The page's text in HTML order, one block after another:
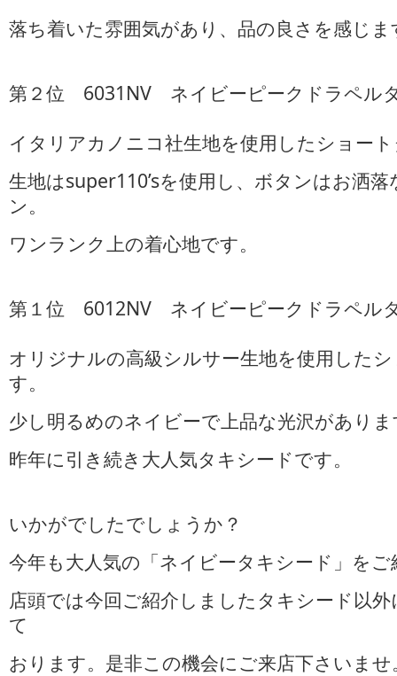
落ち着いた雰囲気があり、品の良さを感じま
第２位 6031NV ネイビーピークドラペル
イタリアカノニコ社生地を使用したショー
生地はsuper110’sを使用し、ボタンはお洒
ン。
ワンランク上の着心地です。
第１位 6012NV ネイビーピークドラペル
オリジナルの高級シルサー生地を使用した
す。
少し明るめのネイビーで上品な光沢があり
昨年に引き続き大人気タキシードです。
いかがでしたでしょうか？
今年も大人気の「ネイビータキシード」を
店頭では今回ご紹介しましたタキシード以
て
おります。是非この機会にご来店下さいませ